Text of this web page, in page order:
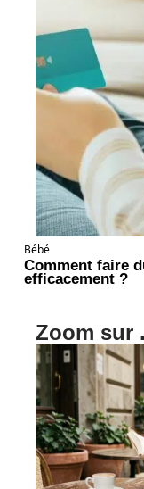
Bébé
Comment faire
efficacement ?
Zoom sur